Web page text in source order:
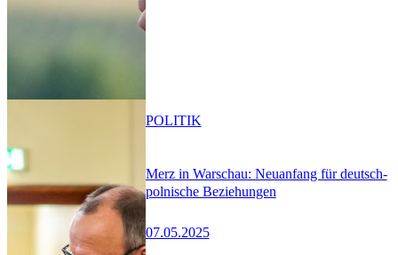
Merz in Warschau: Neuanfang für deutsch-
polnische Beziehungen
07.05.2025
POLITIK